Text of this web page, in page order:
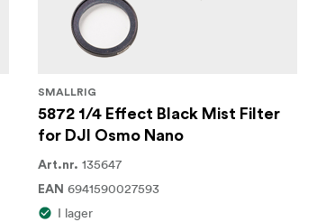
SMALLRIG
5872 1/4 Effect Black Mist Filter
for DJI Osmo Nano
Art.nr. 135647
EAN 6941590027593
I lager